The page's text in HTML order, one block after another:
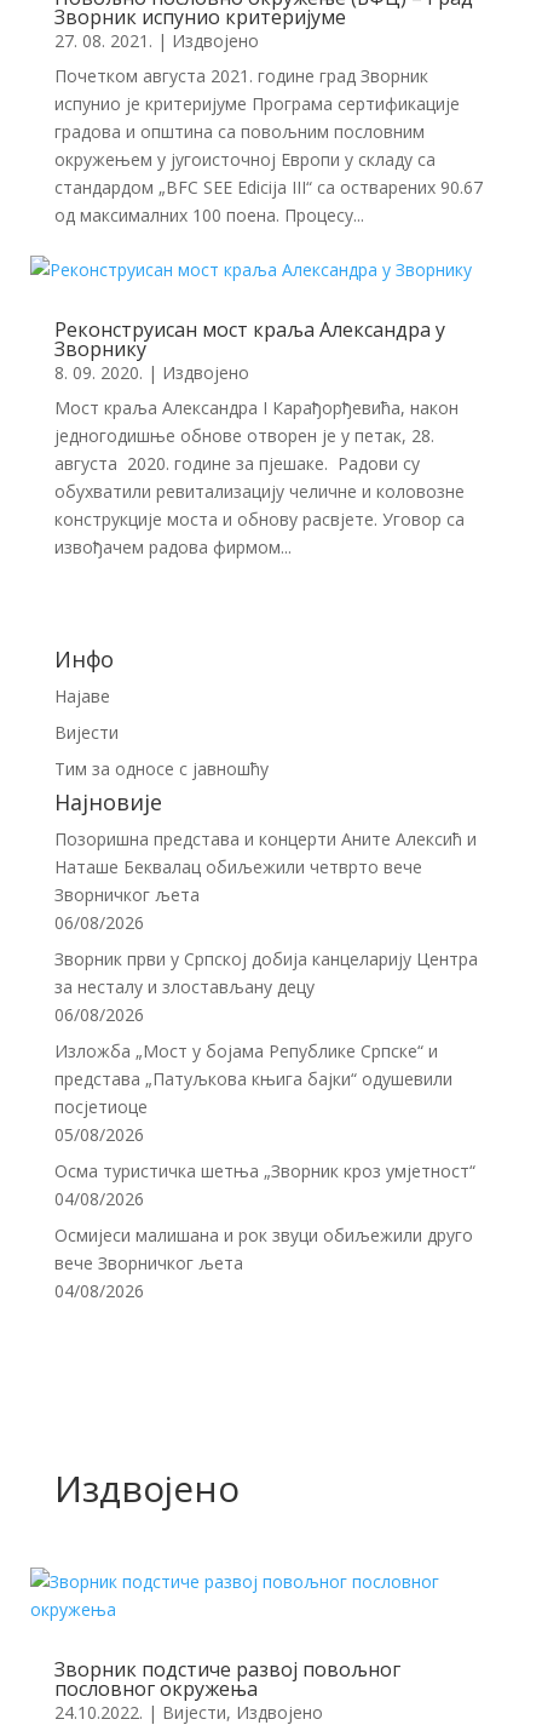
Зворник испунио критеријуме
27. 08. 2021. | Издвојено
Почетком августа 2021. године град Зворник
испунио је критеријуме Програма сертификације
градова и општина са повољним пословним
окружењем у југоисточној Европи у складу са
стандардом „BFC SEE Edicija III“ са остварених 90.67
од максималних 100 поена. Процесу...
Реконструисан мост краља Александра у
Зворнику
8. 09. 2020. | Издвојено
Мост краља Александра I Карађорђевића, након
једногодишње обнове отворен је у петак, 28.
августа 2020. године за пјешаке. Радови су
обухватили ревитализацију челичне и коловозне
конструкције моста и обнову расвјете. Уговор са
извођачем радова фирмом...
Инфо
Најаве
Вијести
Тим за односе с јавношћу
Најновије
Позоришна представа и концерти Аните Алексић и
Наташе Беквалац обиљежили четврто вече
Зворничког љета
06/08/2026
Зворник први у Српској добија канцеларију Центра
за несталу и злостављану децу
06/08/2026
Изложба „Мост у бојама Републике Српске“ и
представа „Патуљкова књига бајки“ одушевили
посјетиоце
05/08/2026
Осма туристичка шетња „Зворник кроз умјетност“
04/08/2026
Осмијеси малишана и рок звуци обиљежили друго
вече Зворничког љета
04/08/2026
Издвојено
Зворник подстиче развој повољног
пословног окружења
24.10.2022. | Вијести, Издвојено